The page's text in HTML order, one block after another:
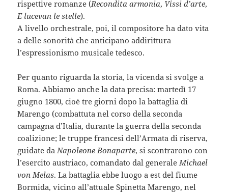
rispettive romanze (Recondita armonia, Vissi d’arte,
E lucevan le stelle).
A livello orchestrale, poi, il compositore ha dato vita
a delle sonorità che anticipano addirittura
l’espressionismo musicale tedesco.
Per quanto riguarda la storia, la vicenda si svolge a
Roma. Abbiamo anche la data precisa: martedì 17
giugno 1800, cioè tre giorni dopo la battaglia di
Marengo (combattuta nel corso della seconda
campagna d’Italia, durante la guerra della seconda
coalizione; le truppe francesi dell’Armata di riserva,
guidate da Napoleone Bonaparte, si scontrarono con
l’esercito austriaco, comandato dal generale Michael
von Melas. La battaglia ebbe luogo a est del fiume
Bormida, vicino all’attuale Spinetta Marengo, nel